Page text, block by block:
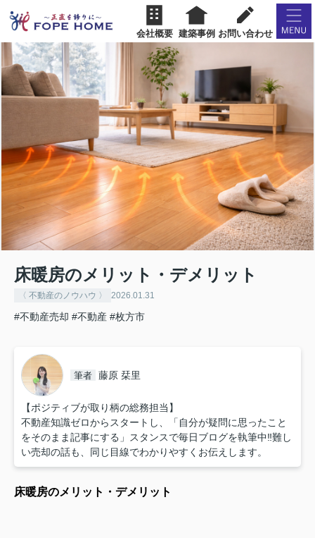
会社概要 建築事例 お問い合わせ
床暖房のメリット・デメリット
〈 不動産のノウハウ 〉 2026.01.31
#不動産売却 #不動産 #枚方市
筆者 藤原 栞里
【ポジティブが取り柄の総務担当】
不動産知識ゼロからスタートし、「自分が疑問に思ったこと
をそのまま記事にする」スタンスで毎日ブログを執筆中‼︎難し
い売却の話も、同じ目線でわかりやすくお伝えします。
床暖房のメリット・デメリット